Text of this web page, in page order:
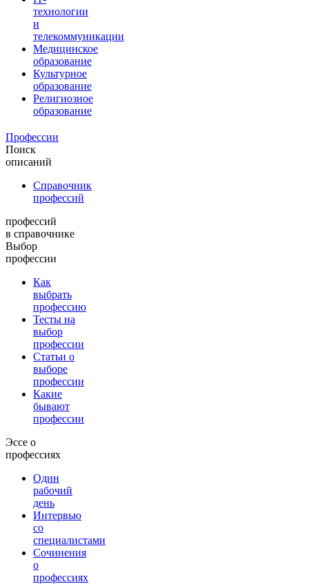
технологии
и
телекоммуникации
Медицинское
образование
Культурное
образование
Религиозное
образование
Профессии
Поиск
описаний
Справочник
профессий
профессий
в справочнике
Выбор
профессии
Как
выбрать
профессию
Тесты на
выбор
профессии
Статьи о
выборе
профессии
Какие
бывают
профессии
Эссе о
профессиях
Один
рабочий
день
Интервью
со
специалистами
Сочинения
о
профессиях